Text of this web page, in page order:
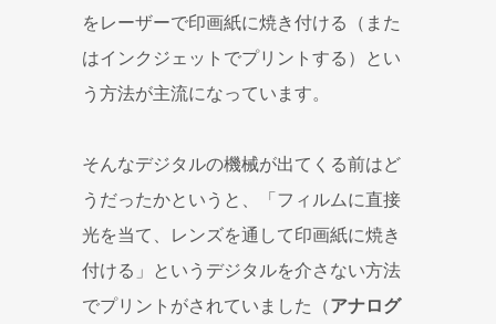
をレーザーで印画紙に焼き付ける（また
はインクジェットでプリントする）とい
う方法が主流になっています。
そんなデジタルの機械が出てくる前はど
うだったかというと、「フィルムに直接
光を当て、レンズを通して印画紙に焼き
付ける」というデジタルを介さない方法
でプリントがされていました（アナログ